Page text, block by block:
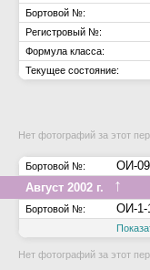
Бортовой №:
Регистровый №:
Формула класса:
Текущее состояние:
Нет фотографий за этот
Бортовой №:
ОИ-
Август 2002 г.
↑
Бортовой №: ОИ-1-
Нет фотографий за этот